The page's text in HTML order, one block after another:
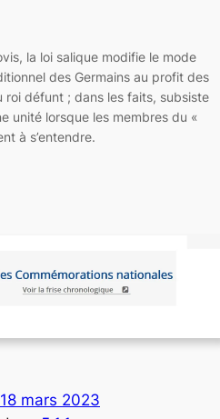
la loi salique modifie le mode
des Germains au profit des
roi défunt ; dans les faits, subsiste
unité lorsque les membres du «
à s’entendre.
18 mars 2023